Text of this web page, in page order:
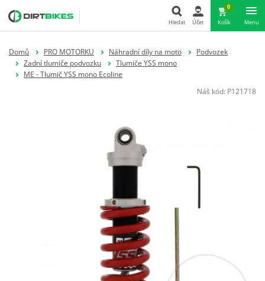
Hledat
Hledat Účet
0
Košík Menu
Domů PRO MOTORKU Náhradní díly na moto
Podvozek
Zadní tlumiče podvozku
Tlumiče YSS mono
ME - Tlumič YSS mono Ecoline
Náš kód: P121718